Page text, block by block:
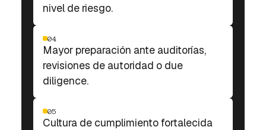
nivel de riesgo.
04
Mayor preparación ante auditorías,
revisiones de autoridad o due
diligence.
05
Cultura de cumplimiento fortalecida